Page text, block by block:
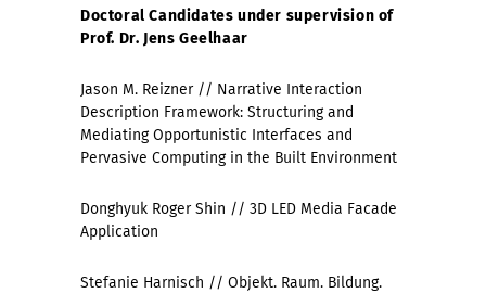
Doctoral Candidates under supervision of
Prof. Dr. Jens Geelhaar
Jason M. Reizner // Narrative Interaction
Description Framework: Structuring and
Mediating Opportunistic Interfaces and
Pervasive Computing in the Built Environment
Donghyuk Roger Shin // 3D LED Media Facade
Application
Stefanie Harnisch // Objekt. Raum. Bildung.